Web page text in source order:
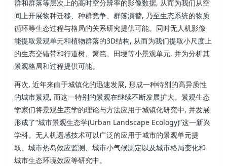
群和群落等层次上的高时空分辨率的影像数据, 从而为我们从空
间上开展物种迁移、种群竞争、群落演替, 乃至生态系统的物质
循环等生态过程与格局的关系研究提供可能。同时无人机影像
能提取景观单元和植物群落的3D结构, 从而为我们提取小尺度上
的生态交错带和行道树、篱笆、田埂等小景观单元, 并为分析其
景观格局和过程提供可能。
再次, 近年来由于城镇化的迅速发展, 形成一种特别的高异质性
的城市景观, 而这一特别的景观在继续不断发展扩大。景观生态
学家们将景观生态学的理论与方法应用于城镇化研究中, 并发展
形成了“城市景观生态学(Urban Landscape Ecology)”这一新兴
学科。无人机遥感技术可以广泛的应用于城市的景观单元提
取、城市热岛效应监测、城市小气候测定以及城市格局变化和
城市生态环境效应等研究中。